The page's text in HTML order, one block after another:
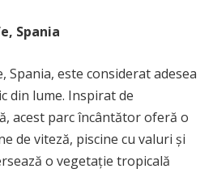
Spania
Spania, este considerat adesea
din lume. Inspirat de
acest parc încântător oferă o
de viteză, piscine cu valuri și
o vegetație tropicală